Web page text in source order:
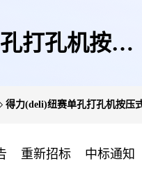
打孔机按压
得力(deli)纽赛单孔打孔机按压
重新招标 中标通知